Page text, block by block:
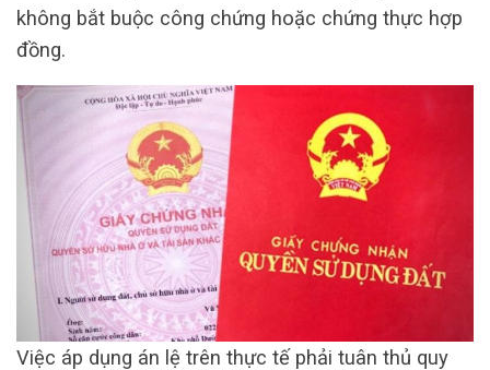
không bắt buộc công chứng hoặc chứng thực hợp
đồng.
Việc áp dụng án lệ trên thực tế phải tuân thủ quy